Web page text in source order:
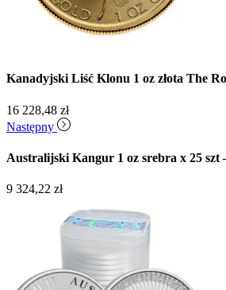
Kanadyjski Liść Klonu 1 oz złota The
16 228,48 zł
Następny
Australijski Kangur 1 oz srebra x 25 szt
9 324,22 zł